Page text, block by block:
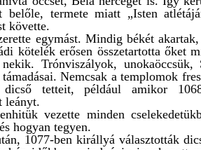
termete miatt „Isten
követte.
egymást. Mindig békét
kötelék erősen összetartotta őket
Trónviszályok, unokaöccsük,
Nemcsak a templomok
dicső tetteit, például amikor
leányt.
vezette minden
hogyan tegyen.
1077-ben királlyá választották